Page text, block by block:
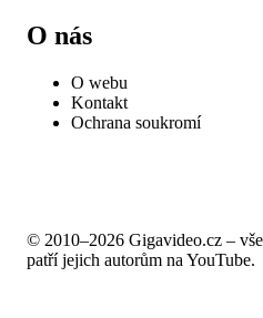
O nás
O webu
Kontakt
Ochrana soukromí
© 2010–2026 Gigavideo.cz –
patří jejich autorům na YouTube.